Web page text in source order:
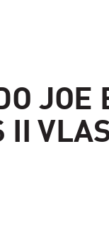
JOE
II